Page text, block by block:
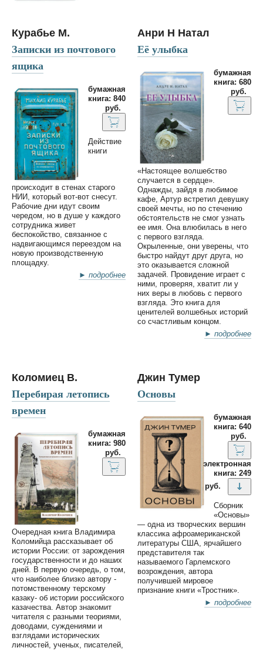
Курабье М.
Записки из почтового
ящика
бумажная
книга: 840
руб.
Действие
книги
происходит в стенах старого
НИИ, который вот-вот снесут.
Рабочие дни идут своим
чередом, но в душе у каждого
сотрудника живет
беспокойство, связанное с
надвигающимся переездом на
новую производственную
площадку.
► подробнее
Анри Н Натал
Её улыбка
бумажная
книга: 680
руб.
«Настоящее волшебство
случается в сердце».
Однажды, зайдя в любимое
кафе, Артур встретил девушку
своей мечты, но по стечению
обстоятельств не смог узнать
ее имя. Она влюбилась в него
с первого взгляда.
Окрыленные, они уверены, что
быстро найдут друг друга, но
это оказывается сложной
задачей. Провидение играет с
ними, проверяя, хватит ли у
них веры в любовь с первого
взгляда. Это книга для
ценителей волшебных историй
со счастливым концом.
► подробнее
Коломиец В.
Перебирая летопись
времен
бумажная
книга: 980
руб.
Очередная книга Владимира
Коломийца рассказывает об
истории России: от зарождения
государственности и до наших
дней. В первую очередь, о том,
что наиболее близко автору -
потомственному терскому
казаку- об истории российского
казачества. Автор знакомит
читателя с разными теориями,
доводами, суждениями и
взглядами исторических
личностей, ученых, писателей,
Джин Тумер
Основы
бумажная
книга: 640
руб.
электронная
книга: 249
руб.
Сборник
«Основы»
— одна из творческих вершин
классика афроамериканской
литературы США, ярчайшего
представителя так
называемого Гарлемского
возрождения, автора
получившей мировое
признание книги «Тростник».
► подробнее